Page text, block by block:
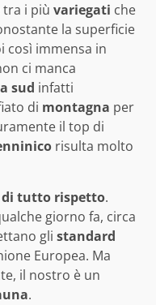
tra i più variegati che
la superficie
così immensa in
ci manca
sud infatti
di montagna per
il top di
risulta molto
di tutto rispetto.
giorno fa, circa
gli standard
Europea. Ma
il nostro è un
.